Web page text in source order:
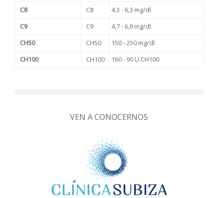
C8
C8
4,3 - 6,3 mg/dl
C9
C9
4,7 - 6,9 mg/dl
CH50
CH50
150 - 250 mg/dl
CH100
CH100 160 - 90 U.CH100
VEN A CONOCERNOS